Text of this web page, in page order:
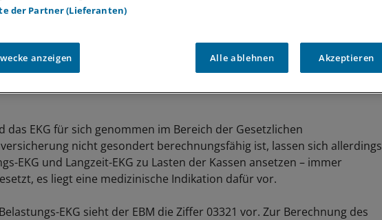
das EKG für sich genommen im Bereich der Gesetzlichen
nicht gesondert berechnungsfähig ist, lassen sich allerdings
EKG und Langzeit-EKG zu Lasten der Kassen ansetzen – immer
es liegt eine medizinische Indikation dafür vor.
EKG sieht der EBM die Ziffer 03321 vor. Zur Berechnung des
der Partner (Lieferanten)
anzeigen Alle ablehnen Akzeptieren